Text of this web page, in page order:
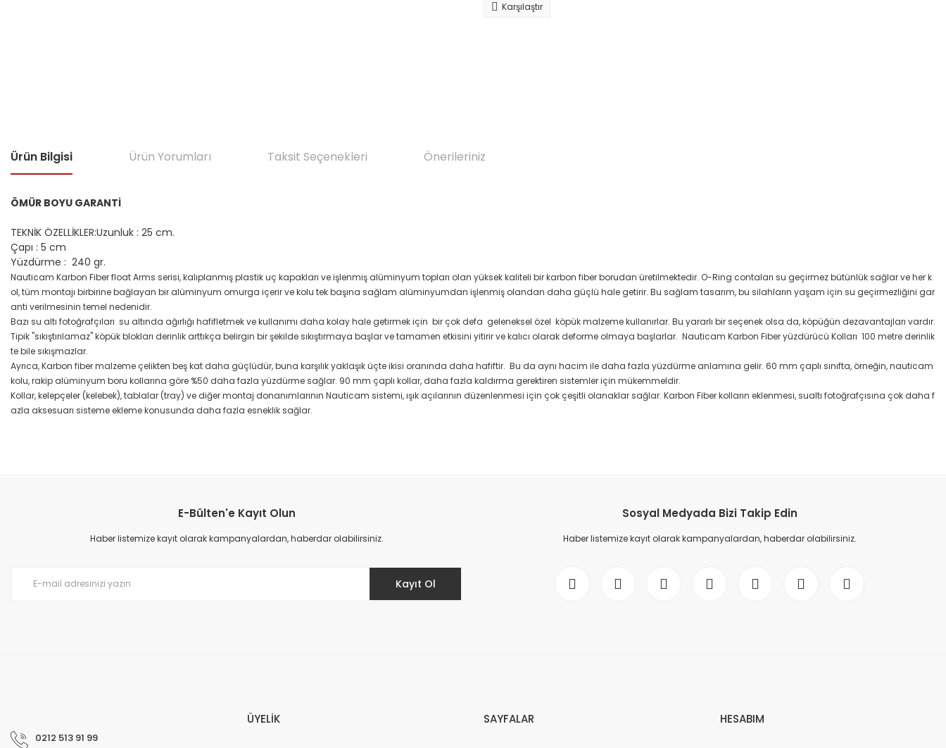
Karşılaştır
Ürün Bilgisi Ürün Yorumları Taksit Seçenekleri Önerileriniz
ÖMÜR BOYU GARANTİ
TEKNİK ÖZELLİKLER:Uzunluk : 25 cm.
Çapı : 5 cm
Yüzdürme : 240 gr.
Nauticam Karbon Fiber float Arms serisi, kalıplanmış plastik uç kapakları ve işlenmiş alüminyum topları olan yüksek kaliteli bir karbon fiber borudan üretilmektedir. O-Ring contaları su geçirmez bütünlük sağlar ve her k
ol, tüm montajı birbirine bağlayan bir alüminyum omurga içerir ve kolu tek başına sağlam alüminyumdan işlenmiş olandan daha güçlü hale getirir. Bu sağlam tasarım, bu silahların yaşam için su geçirmezliğini gar
anti verilmesinin temel nedenidir.
Bazı su altı fotoğrafçıları su altında ağırlığı hafifletmek ve kullanımı daha kolay hale getirmek için bir çok defa geleneksel özel köpük malzeme kullanırlar. Bu yararlı bir seçenek olsa da, köpüğün dezavantajları vardır.
Tipik "sıkıştırılamaz" köpük blokları derinlik arttıkça belirgin bir şekilde sıkıştırmaya başlar ve tamamen etkisini yitirir ve kalıcı olarak deforme olmaya başlarlar. Nauticam Karbon Fiber yüzdürücü Kolları 100 metre derinlik
te bile sıkışmazlar.
Ayrıca, Karbon fiber malzeme çelikten beş kat daha güçlüdür, buna karşılık yaklaşık üçte ikisi oranında daha hafiftir. Bu da aynı hacim ile daha fazla yüzdürme anlamına gelir. 60 mm çaplı sınıfta, örneğin, nauticam
kolu, rakip alüminyum boru kollarına göre %50 daha fazla yüzdürme sağlar. 90 mm çaplı kollar, daha fazla kaldırma gerektiren sistemler için mükemmeldir.
Kollar, kelepçeler (kelebek), tablalar (tray) ve diğer montaj donanımlarının Nauticam sistemi, ışık açılarının düzenlenmesi için çok çeşitli olanaklar sağlar. Karbon Fiber kolların eklenmesi, sualtı fotoğrafçısına çok daha f
azla aksesuarı sisteme ekleme konusunda daha fazla esneklik sağlar.
Ürün açıklamasında eksik bilgiler bulunuyor.
Ürün bilgilerinde hatalar bulunuyor.
E-Bülten'e Kayıt Olun
Haber listemize kayıt olarak kampanyalardan, haberdar olabilirsiniz.
Kayıt Ol
Sosyal Medyada Bizi Takip Edin
Haber listemize kayıt olarak kampanyalardan, haberdar olabilirsiniz.
0212 513 91 99
ÜYELİK SAYFALAR HESABIM